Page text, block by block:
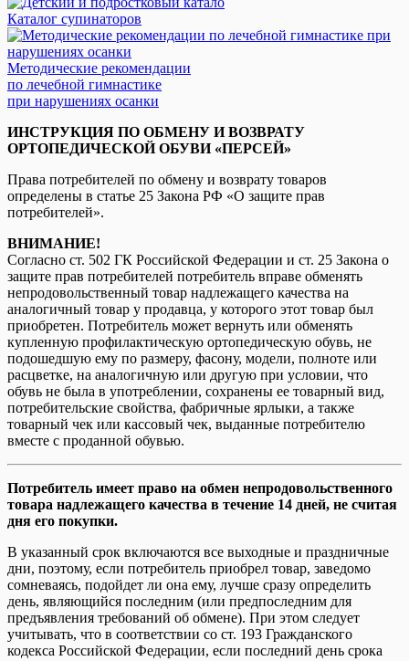
Каталог супинаторов
Методические рекомендации
по лечебной гимнастике
при нарушениях осанки
ИНСТРУКЦИЯ ПО ОБМЕНУ И ВОЗВРАТУ
ОРТОПЕДИЧЕСКОЙ ОБУВИ «ПЕРСЕЙ»
Права потребителей по обмену и возврату товаров
определены в статье 25 Закона РФ «О защите прав
потребителей».
ВНИМАНИЕ!
Согласно ст. 502 ГК Российской Федерации и ст. 25 Закона о
защите прав потребителей потребитель вправе обменять
непродовольственный товар надлежащего качества на
аналогичный товар у продавца, у которого этот товар был
приобретен. Потребитель может вернуть или обменять
купленную профилактическую ортопедическую обувь, не
подошедшую ему по размеру, фасону, модели, полноте или
расцветке, на аналогичную или другую при условии, что
обувь не была в употреблении, сохранены ее товарный вид,
потребительские свойства, фабричные ярлыки, а также
товарный чек или кассовый чек, выданные потребителю
вместе с проданной обувью.
Потребитель имеет право на обмен непродовольственного
товара надлежащего качества в течение 14 дней, не считая
дня его покупки.
В указанный срок включаются все выходные и праздничные
дни, поэтому, если потребитель приобрел товар, заведомо
сомневаясь, подойдет ли она ему, лучше сразу определить
день, являющийся последним (или предпоследним для
предъявления требований об обмене). При этом следует
учитывать, что в соответствии со ст. 193 Гражданского
кодекса Российской Федерации, если последний день срока